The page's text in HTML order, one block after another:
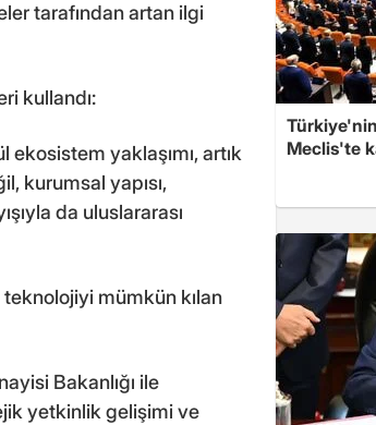
tarafından artan ilgi
kullandı:
yaklaşımı, artık
kurumsal yapısı,
da uluslararası
mümkün kılan
Bakanlığı ile
yetkinlik gelişimi ve
Meclis'te